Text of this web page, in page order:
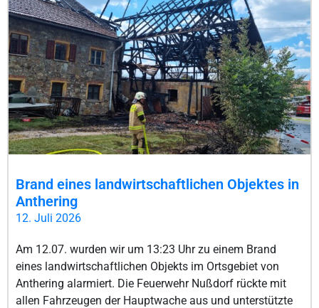
Brand eines landwirtschaftlichen Objektes in
Anthering
12. Juli 2026
Am 12.07. wurden wir um 13:23 Uhr zu einem Brand
eines landwirtschaftlichen Objekts im Ortsgebiet von
Anthering alarmiert. Die Feuerwehr Nußdorf rückte mit
allen Fahrzeugen der Hauptwache aus und unterstützte